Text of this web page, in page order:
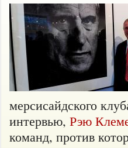
мерсисайдского
интервью,Рэю
команд, против